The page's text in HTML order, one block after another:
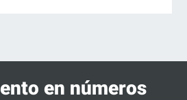
en números